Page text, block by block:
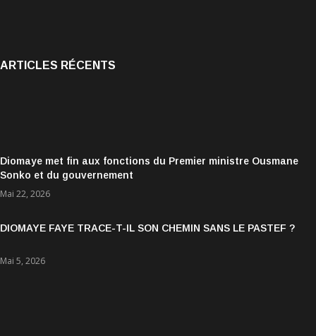
ARTICLES RÉCENTS
Diomaye met fin aux fonctions du Premier ministre Ousmane
Sonko et du gouvernement
Mai 22, 2026
DIOMAYE FAYE TRACE-T-IL SON CHEMIN SANS LE PASTEF ?
Mai 5, 2026